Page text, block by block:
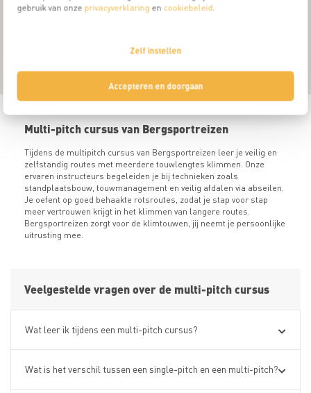
gebruik van onze privacyverklaring en cookiebeleid.
Zelf instellen
Accepteren en doorgaan
Multi-pitch cursus van Bergsportreizen
Tijdens de multipitch cursus van Bergsportreizen leer je veilig en
zelfstandig routes met meerdere touwlengtes klimmen. Onze
ervaren instructeurs begeleiden je bij technieken zoals
standplaatsbouw, touwmanagement en veilig afdalen via abseilen.
Je oefent op goed behaakte rotsroutes, zodat je stap voor stap
meer vertrouwen krijgt in het klimmen van langere routes.
Bergsportreizen zorgt voor de klimtouwen, jij neemt je persoonlijke
uitrusting mee.
Veelgestelde vragen over de multi-pitch cursus
Wat leer ik tijdens een multi-pitch cursus?
Wat is het verschil tussen een single-pitch en een multi-pitch?